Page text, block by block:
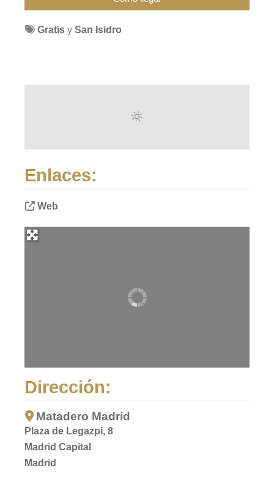
Gratisy San Isidro
Enlaces:
Web
Dirección:
Matadero Madrid
Plaza de Legazpi, 8
Madrid Capital
Madrid